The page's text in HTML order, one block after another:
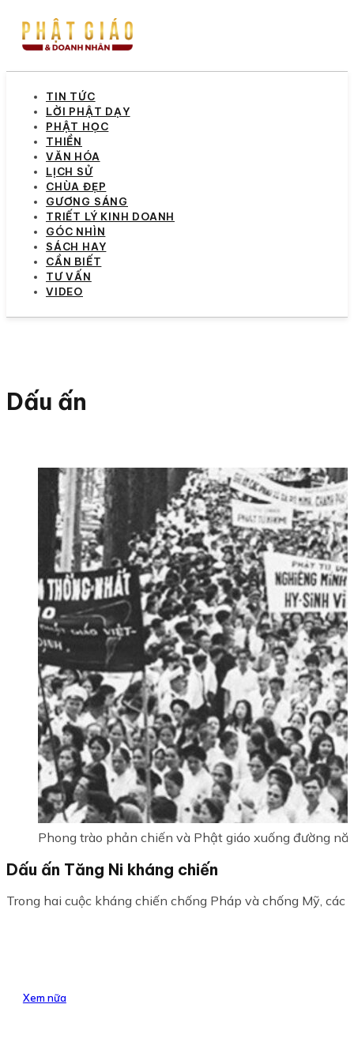
TIN TỨC
LỜI PHẬT DẠY
PHẬT HỌC
THIỀN
VĂN HÓA
LỊCH SỬ
CHÙA ĐẸP
GƯƠNG SÁNG
TRIẾT LÝ KINH DOANH
GÓC NHÌN
SÁCH HAY
CẦN BIẾT
TƯ VẤN
VIDEO
Dấu ấn
Phong trào phản chiến và Phật giáo xuống đường
Dấu ấn Tăng Ni kháng chiến
Trong hai cuộc kháng chiến chống Pháp và chống Mỹ, các
Xem nữa